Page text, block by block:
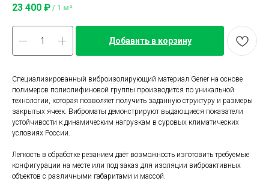
23 400 ₽ / 1 м²
Добавить в корзину
Специализированный виброизолирующий материал Gener на основе
полимеров полиолифиновой группы производится по уникальной
технологии, которая позволяет получить заданную структуру и размеры
закрытых ячеек. Виброматы демонстрируют выдающиеся показатели
устойчивости к динамическим нагрузкам в суровых климатических
условиях России.
Легкость в обработке резанием даёт возможность изготовить требуемые
конфигурации на месте или под заказ для изоляции виброактивных
объектов с различными габаритами и массой.